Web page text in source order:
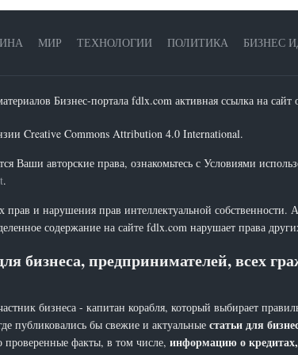
МИР ТЕХНОЛОГИИ ПОЛИТИКА БИЗНЕС
Бизнес-портала fdlx.com активная ссылка на сайт
Creative Commons Attribution 4.0 International.
Ваши авторские права, ознакомьтесь с Условиями
.
и нарушения прав интеллектуальной собственности.
содержание на сайте fdlx.com нарушает права
бизнеса, предпринимателей, всех
бизнеса - капитан корабля, который выбирает
публиковались бы свежие и актуальные статьи для
проверенные факты, в том числе, информацию о кредитах,